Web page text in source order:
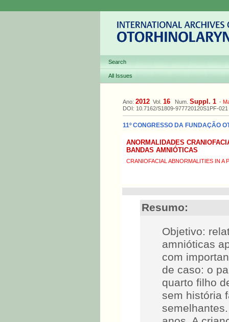
Search
All Issues
Ano: 2012 Vol. 16 Num. Suppl. 1 -
DOI: 10.7162/S1809-977720120S1PF-021
11º CONGRESSO DA FUNDAÇÃO
ANORMALIDADES
BANDAS AMNIÓTICAS
CRANIOFACIAL ABNORMALITIES IN A
Resumo:
Objetivo:
amnióticas
com
de caso: o
quarto filho
sem história